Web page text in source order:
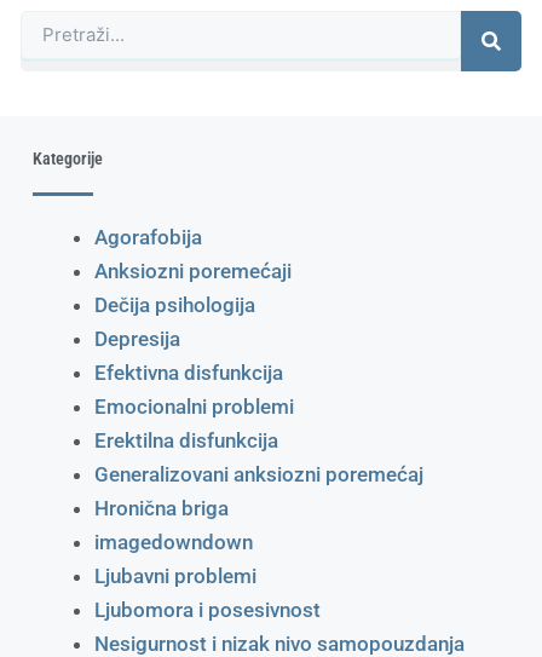
Kategorije
Agorafobija
Anksiozni poremećaji
Dečija psihologija
Depresija
Efektivna disfunkcija
Emocionalni problemi
Erektilna disfunkcija
Generalizovani anksiozni poremećaj
Hronična briga
imagedowndown
Ljubavni problemi
Ljubomora i posesivnost
Nesigurnost i nizak nivo samopouzdanja